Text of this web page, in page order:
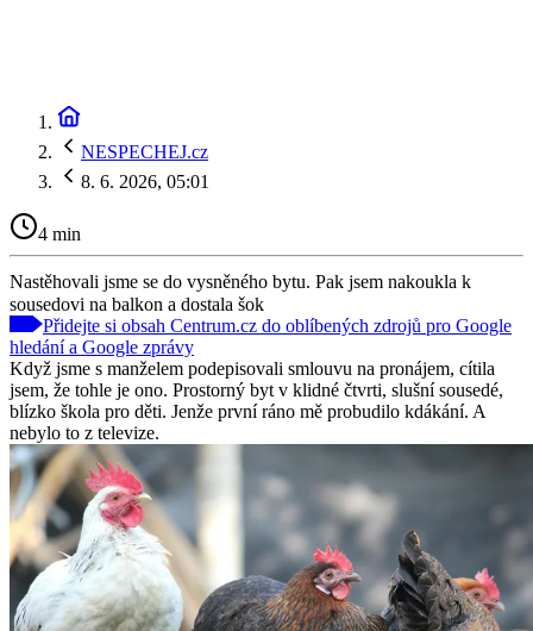
NESPECHEJ.cz
8. 6. 2026, 05:01
4 min
Nastěhovali jsme se do vysněného bytu. Pak jsem nakoukla k
sousedovi na balkon a dostala šok
Přidejte si obsah Centrum.cz do oblíbených zdrojů pro Google
hledání a Google zprávy
Když jsme s manželem podepisovali smlouvu na pronájem, cítila
jsem, že tohle je ono. Prostorný byt v klidné čtvrti, slušní sousedé,
blízko škola pro děti. Jenže první ráno mě probudilo kdákání. A
nebylo to z televize.